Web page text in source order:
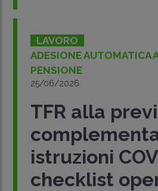
LAVORO
ADESIONE AUTOMATICA
PENSIONE
25/06/2026
TFR alla
istruzioni
checklist